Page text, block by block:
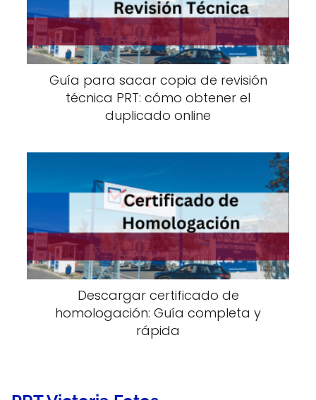
Guía para sacar copia de revisión
técnica PRT: cómo obtener el
duplicado online
Descargar certificado de
homologación: Guía completa y
rápida